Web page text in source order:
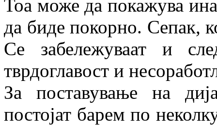
Тоа може да покажува
да биде покорно. Сепак,
Се забележуваат и
тврдоглавост и
За поставување на
постојат барем по